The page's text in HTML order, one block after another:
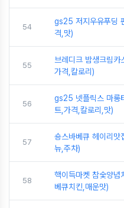
54
gs25 저지우유푸딩
격,맛)
55
브레디크 밤생크림
가격,칼로리)
56
gs25 넷플릭스 마롱
트,가격,칼로리,맛)
57
숑스바베큐 헤이리맛
뉴,주차)
58
핵이득마켓 참숯양념
베큐치킨,매운맛)